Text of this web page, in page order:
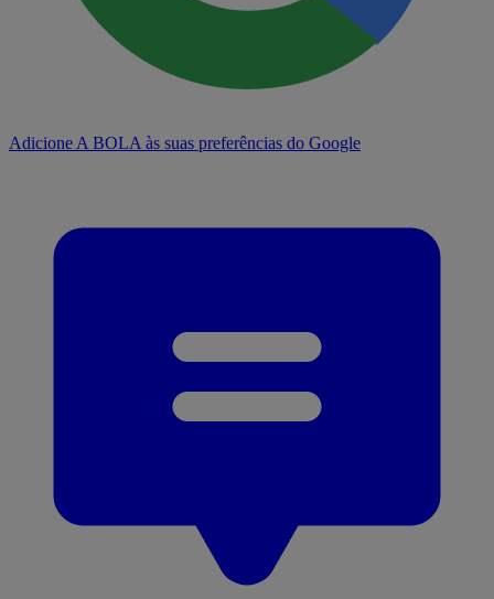
Adicione A BOLA às suas preferências do Google